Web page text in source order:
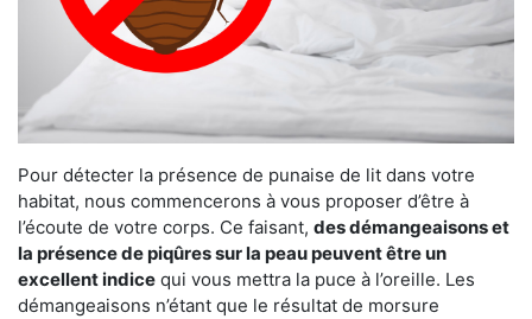
Pour détecter la présence de punaise de lit dans votre
habitat, nous commencerons à vous proposer d’être à
l’écoute de votre corps. Ce faisant, des démangeaisons et
la présence de piqûres sur la peau peuvent être un
excellent indice qui vous mettra la puce à l’oreille. Les
démangeaisons n’étant que le résultat de morsure